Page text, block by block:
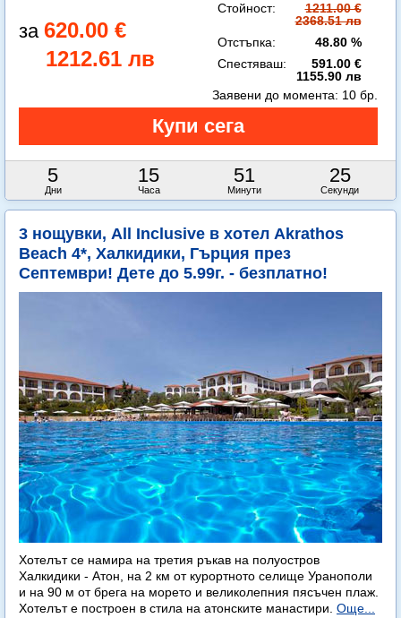
620.00 €
1212.61 лв
Стойност:
1211.00 €
2368.51 лв
Отстъпка:
48.80 %
Спестяваш:
591.00 €
1155.90 лв
5
Дни
15
Часа
51
Минути
23
Секунди
Заявени до момента: 10 бр.
3 нощувки, All Inclusive в хотел Akrathos
Beach 4*, Халкидики, Гърция през
Септември! Дете до 5.99г. - безплатно!
Хотелът се намира на третия ръкав на полуостров
Халкидики - Атон, на 2 км от курортното селище Уранополи
и на 90 м от брега на морето и великолепния пясъчен плаж.
Хотелът е построен в стила на атонските манастири. Още...